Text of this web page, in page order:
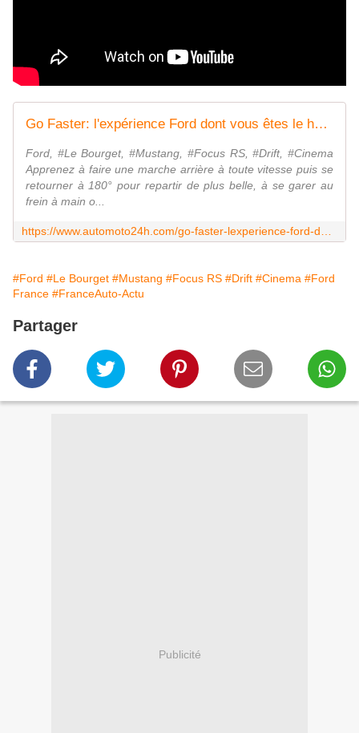
Go Faster: l'expérience Ford dont vous êtes le héros! - Automoto 24h
Ford, #Le Bourget, #Mustang, #Focus RS, #Drift, #Cinema
Apprenez à faire une marche arrière à toute vitesse puis se
retourner à 180° pour repartir de plus belle, à se garer au
frein à main o...
#Ford #Le Bourget #Mustang #Focus RS #Drift #Cinema #Ford
France #FranceAuto-Actu
Partager
Publicité